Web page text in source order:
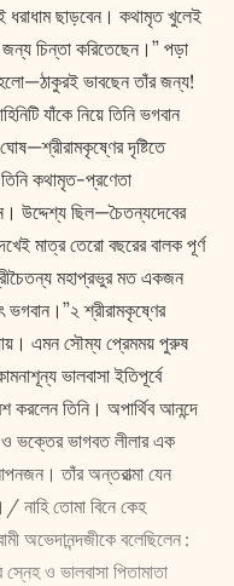
ধরাধাম ছাড়বেন। কথামৃত খুলেই
জন্য চিন্তা করিতেছেন।” পড়া
ভাবছেন তাঁর জন্য!
যাঁকে নিয়ে তিনি ভগবান
দৃষ্টিতে
কথামৃত-প্রণেতা
উদ্দেশ্য ছিল—চৈতন্যদেবের
মাত্র তেরো বছরের বালক পূর্ণ
মহাপ্রভুর মত একজন
ভগবান।”২ শ্রীরামকৃষ্ণের
যায়। এমন সৌম্য প্রেমময় পুরুষ
ভালবাসা ইতিপূর্বে
করলেন তিনি। অপার্থিব আনন্দে
ভক্তের ভাগবত লীলার এক
তাঁর অন্তরাত্মা যেন
নাহি তোমা বিনে কেহ
অভেদানন্দজীকে বলেছিলেন :
ও ভালবাসা পিতামাতা